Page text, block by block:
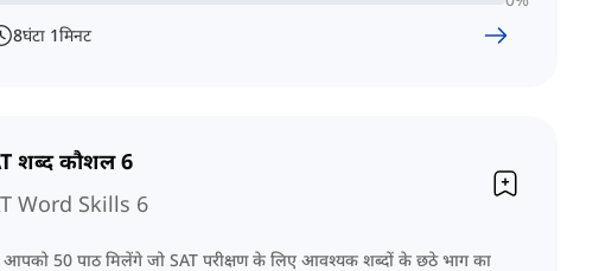
8घंटा 1मिनट
शब्द कौशल 6
Word Skills 6
आपको 50 पाठ मिलेंगे जो SAT परीक्षण के लिए आवश्यक शब्दों के छठे भाग का